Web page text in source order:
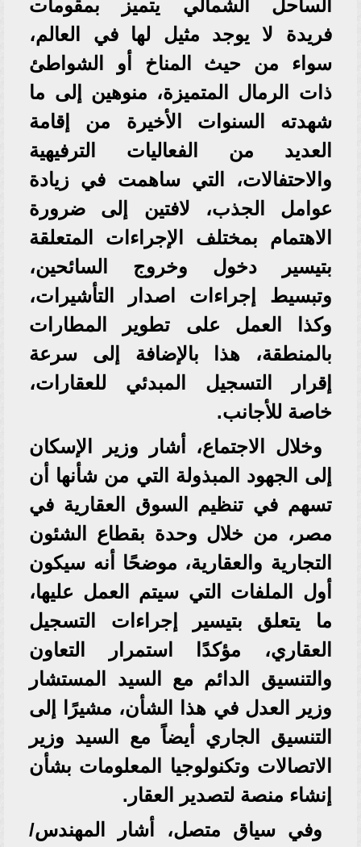
الساحل الشمالي يتميز بمقومات
فريدة لا يوجد مثيل لها في العالم،
سواء من حيث المناخ أو الشواطئ
ذات الرمال المتميزة، منوهين إلى ما
شهدته السنوات الأخيرة من إقامة
العديد من الفعاليات الترفيهية
والاحتفالات، التي ساهمت في زيادة
عوامل الجذب، لافتين إلى ضرورة
الاهتمام بمختلف الإجراءات المتعلقة
بتيسير دخول وخروج السائحين،
وتبسيط إجراءات اصدار التأشيرات،
وكذا العمل على تطوير المطارات
بالمنطقة، هذا بالإضافة إلى سرعة
إقرار التسجيل المبدئي للعقارات،
خاصة للأجانب.
وخلال الاجتماع، أشار وزير الإسكان
إلى الجهود المبذولة التي من شأنها أن
تسهم في تنظيم السوق العقارية في
مصر، من خلال وحدة بقطاع الشئون
التجارية والعقارية، موضحًا أنه سيكون
أول الملفات التي سيتم العمل عليها،
ما يتعلق بتيسير إجراءات التسجيل
العقاري، مؤكدًا استمرار التعاون
والتنسيق الدائم مع السيد المستشار
وزير العدل في هذا الشأن، مشيرًا إلى
التنسيق الجاري أيضاً مع السيد وزير
الاتصالات وتكنولوجيا المعلومات بشأن
إنشاء منصة لتصدير العقار.
وفي سياق متصل، أشار المهندس/